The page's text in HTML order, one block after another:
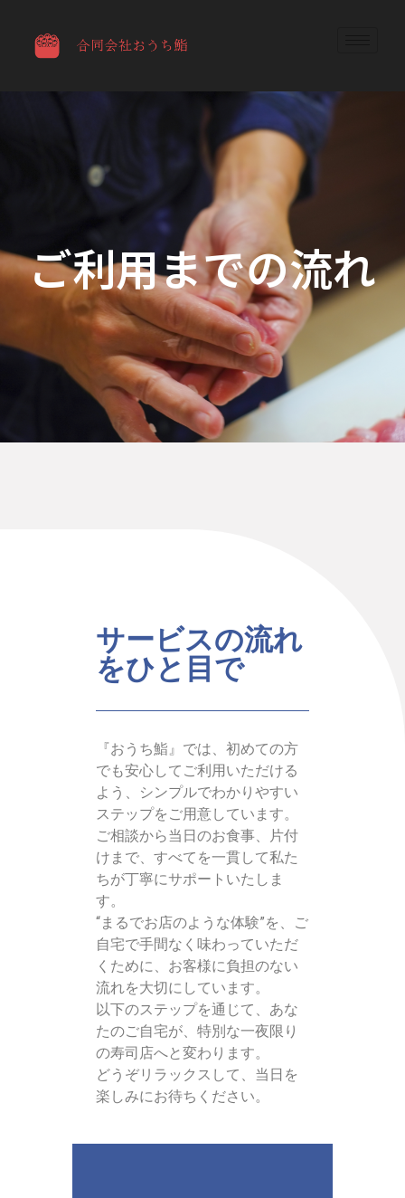
ご利用までの流れ
サービスの流れ
をひと目で
『おうち鮨』では、初めての方
でも安心してご利用いただける
よう、シンプルでわかりやすい
ステップをご用意しています。
ご相談から当日のお食事、片付
けまで、すべてを一貫して私た
ちが丁寧にサポートいたしま
す。
“まるでお店のような体験”を、ご
自宅で手間なく味わっていただ
くために、お客様に負担のない
流れを大切にしています。
以下のステップを通じて、あな
たのご自宅が、特別な一夜限り
の寿司店へと変わります。
どうぞリラックスして、当日を
楽しみにお待ちください。